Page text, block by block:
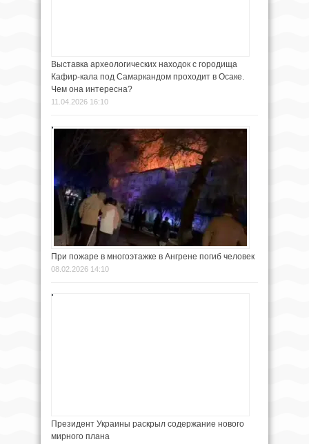
Выставка археологических находок с городища
Кафир-кала под Самаркандом проходит в Осаке.
Чем она интересна?
11.04.2026 16:10
При пожаре в многоэтажке в Ангрене погиб человек
08.02.2026 14:10
Президент Украины раскрыл содержание нового
мирного плана